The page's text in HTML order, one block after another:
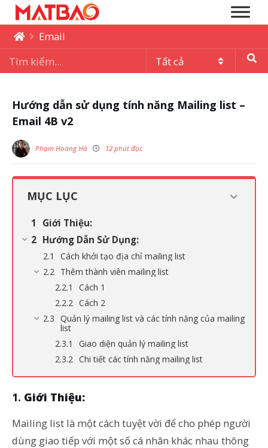
Email
Hướng dẫn sử dụng tính năng Mailing list –
Email 4B v2
Phạm Hoàng Hà 12 phút đọc
MỤC LỤC
Giới Thiệu:
Hướng Dẫn Sử Dụng:
Cách khởi tạo địa chỉ mailing list
Thêm thành viên mailing list
Cách 1
Cách 2
Quản lý mailing list và các tính năng của mailing
list
Giao diện quản lý mailing list
Chi tiết các tính năng mailing list
Giới Thiệu:
Mailing list là một cách tuyệt vời để cho phép người
dùng giao tiếp với một số cá nhân khác nhau thông